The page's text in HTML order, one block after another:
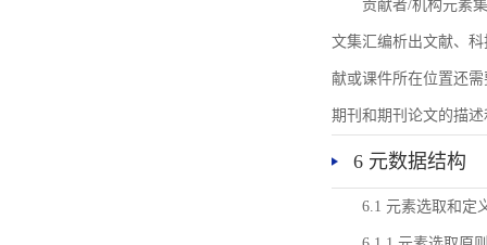
贡献者/机构元素
文集汇编析出文献、
献或课件所在位置还
期刊和期刊论文的描
6 元数据结构
6.1 元素选取和定